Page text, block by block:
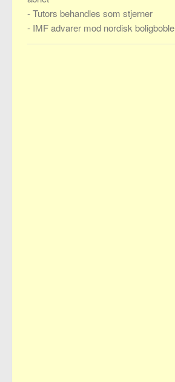
-Tutors behandles som stjerner
- IMF advarer mod nordisk boligboble